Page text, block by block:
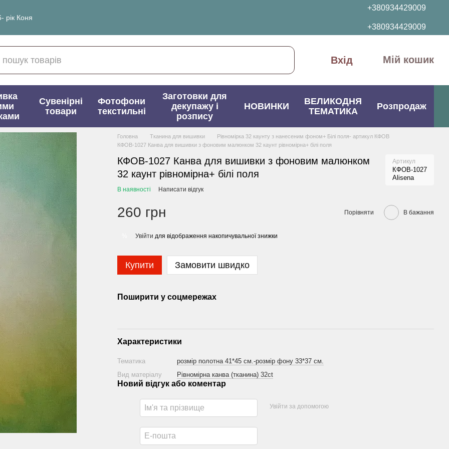
рік Коня
+380934429009
+380934429009
Вхід Мій кошик
Сувенірні
товари
Фотофони
текстильні
Заготовки для
декупажу і
розпису
НОВИНКИ
ВЕЛИКОДНЯ
ТЕМАТИКА
Розпродаж
Головна Тканина для вишивки
Рівномірка 32 каунту з нанесеним фоном+ Білі поля- артикул КФОВ
КФОВ-1027 Канва для вишивки з фоновим малюнком 32 каунт рівномірна+ білі поля
КФОВ-1027 Канва для вишивки з фоновим малюнком
32 каунт рівномірна+ білі поля
Артикул
КФОВ-1027
Alisena
В наявності Написати відгук
260 грн Порівняти В бажання
Увійти для відображення накопичувальної знижки
Купити Замовити швидко
Поширити у соцмережах
Характеристики
Тематика
розмір полотна 41*45 см.-розмір фону 33*37 см.
Вид матеріалу
Рівномірна канва (тканина) 32ct
Новий відгук або коментар
Увійти за допомогою